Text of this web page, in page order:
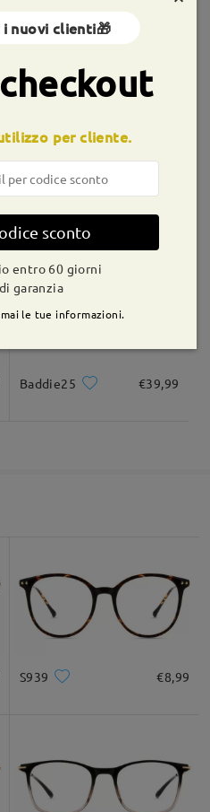
Punk001 €39,99
Baddie25 €39,99
S939 €8,99
i nuovi clienti🎁
per cliente.
sconto
entro 60 giorni
garanzia
le tue informazioni.